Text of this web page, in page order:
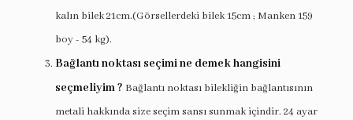
kalın bilek 21cm.(Görsellerdeki bilek 15cm ; Manken 159
boy - 54 kg).
Bağlantı noktası seçimi ne demek hangisini
seçmeliyim ? Bağlantı noktası bilekliğin bağlantısının
metali hakkında size seçim sansı sunmak içindir. 24 ayar